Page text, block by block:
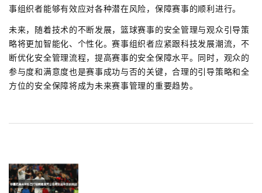
事组织者能够有效应对各种潜在风险，保障赛事的顺利进行。
未来，随着技术的不断发展，篮球赛事的安全管理与观众引导策
略将更加智能化、个性化。赛事组织者应紧跟科技发展潮流，不
断优化安全管理流程，提高赛事的安全保障水平。同时，观众的
参与度和满意度也是赛事成功与否的关键，合理的引导策略和全
方位的安全保障将成为未来赛事管理的重要趋势。